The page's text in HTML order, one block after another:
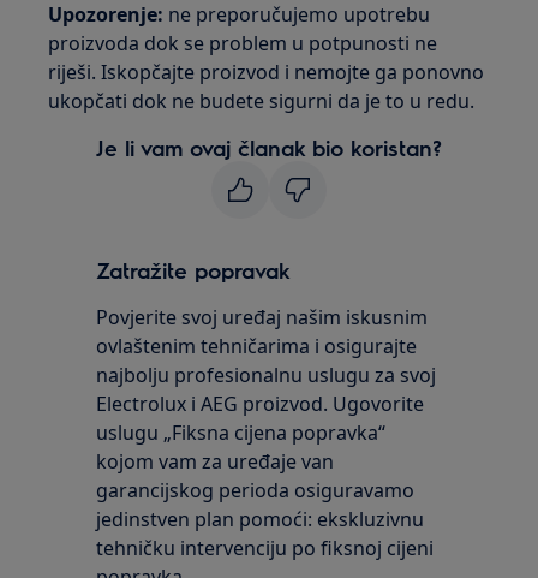
Upozorenje: ne preporučujemo upotrebu
proizvoda dok se problem u potpunosti ne
riješi. Iskopčajte proizvod i nemojte ga ponovno
ukopčati dok ne budete sigurni da je to u redu.
Je li vam ovaj članak bio koristan?
Zatražite popravak
Povjerite svoj uređaj našim iskusnim
ovlaštenim tehničarima i osigurajte
najbolju profesionalnu uslugu za svoj
Electrolux i AEG proizvod. Ugovorite
uslugu „Fiksna cijena popravka“
kojom vam za uređaje van
garancijskog perioda osiguravamo
jedinstven plan pomoći: ekskluzivnu
tehničku intervenciju po fiksnoj cijeni